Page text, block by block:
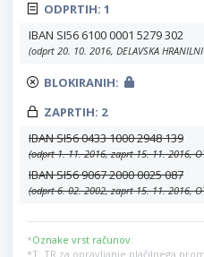
ODPRTIH: 1
IBAN SI56 6100 0001 5279 302
(odprt 20. 10. 2016, DELAVSKA
BLOKIRANIH:
ZAPRTIH: 2
IBAN SI56 0433 1000 2948 139
(odprt 1. 11. 2016, zaprt 15. 11. 2016,
IBAN SI56 9067 2000 0025 087
(odprt 6. 02. 2002, zaprt 15. 11. 2016,
*Oznake vrst računov:
*T: TR za opravljanje plačilnega